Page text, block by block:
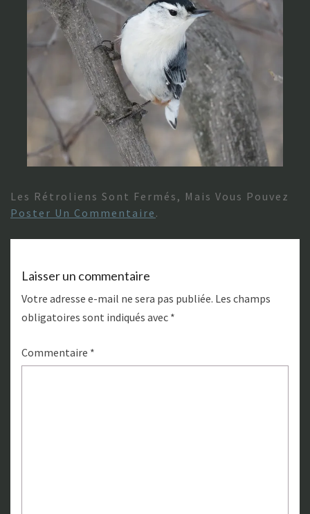
Les Rétroliens Sont Fermés, Mais Vous Pouvez
Poster Un Commentaire .
Laisser un commentaire
Votre adresse e-mail ne sera pas publiée. Les champs
obligatoires sont indiqués avec *
Commentaire *